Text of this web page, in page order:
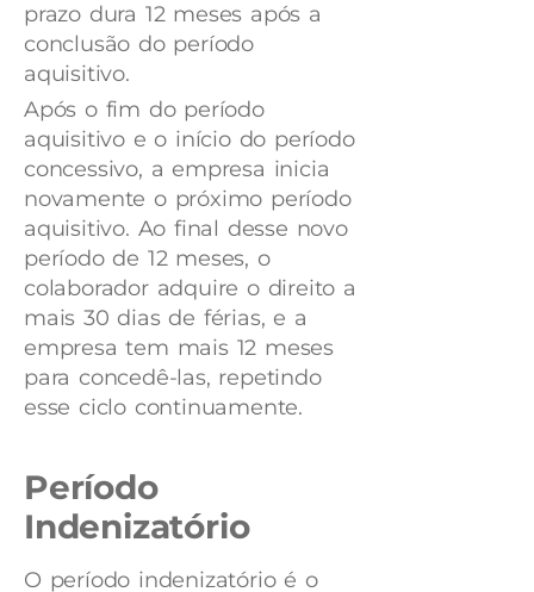
prazo dura 12 meses após a
conclusão do período
aquisitivo.
Após o fim do período
aquisitivo e o início do período
concessivo, a empresa inicia
novamente o próximo período
aquisitivo. Ao final desse novo
período de 12 meses, o
colaborador adquire o direito a
mais 30 dias de férias, e a
empresa tem mais 12 meses
para concedê-las, repetindo
esse ciclo continuamente.
Período
Indenizatório
O período indenizatório é o